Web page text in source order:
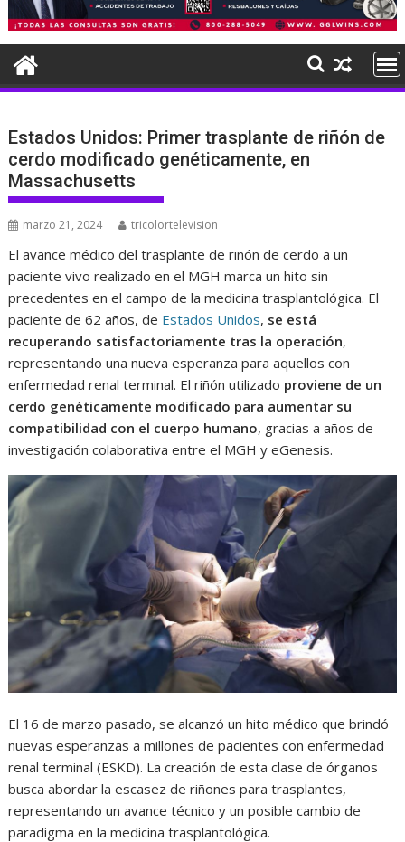
Estados Unidos: Primer trasplante de riñón de
cerdo modificado genéticamente, en
Massachusetts
marzo 21, 2024 tricolortelevision
El avance médico del trasplante de riñón de cerdo a un
paciente vivo realizado en el MGH marca un hito sin
precedentes en el campo de la medicina trasplantológica. El
paciente de 62 años, de Estados Unidos, se está
recuperando satisfactoriamente tras la operación,
representando una nueva esperanza para aquellos con
enfermedad renal terminal. El riñón utilizado proviene de un
cerdo genéticamente modificado para aumentar su
compatibilidad con el cuerpo humano, gracias a años de
investigación colaborativa entre el MGH y eGenesis.
El 16 de marzo pasado, se alcanzó un hito médico que brindó
nuevas esperanzas a millones de pacientes con enfermedad
renal terminal (ESKD). La creación de esta clase de órganos
busca abordar la escasez de riñones para trasplantes,
representando un avance técnico y un posible cambio de
paradigma en la medicina trasplantológica.